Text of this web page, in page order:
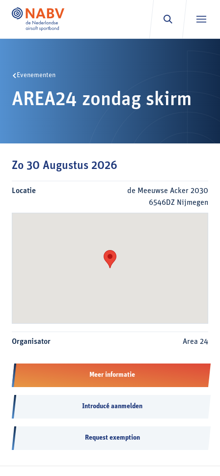
Evenementen
AREA24 zondag skirm
Zo 30 Augustus 2026
Locatie
de Meeuwse Acker 2030
6546DZ Nijmegen
Organisator Area 24
Meer informatie
Introducé aanmelden
Request exemption